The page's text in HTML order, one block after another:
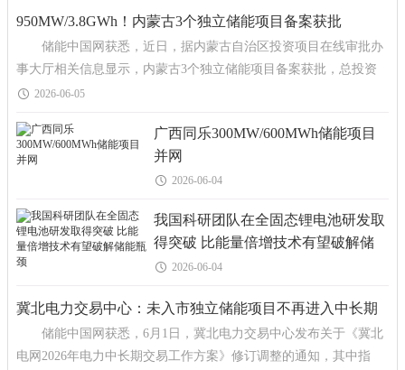
950MW/3.8GWh！内蒙古3个独立储能项目备案获批
储能中国网获悉，近日，据内蒙古自治区投资项目在线审批办
事大厅相关信息显示，内蒙古3个独立储能项目备案获批，总投资
约31.29亿元，总储能规模达950MW/3.8GWh。 三个项目分别
2026-06-05
广西同乐300MW/600MWh储能项目
并网
2026-06-04
我国科研团队在全固态锂电池研发取
得突破 比能量倍增技术有望破解储
能瓶颈
2026-06-04
冀北电力交易中心：未入市独立储能项目不再进入中长期
市场
储能中国网获悉，6月1日，冀北电力交易中心发布关于《冀北
电网2026年电力中长期交易工作方案》修订调整的通知，其中指